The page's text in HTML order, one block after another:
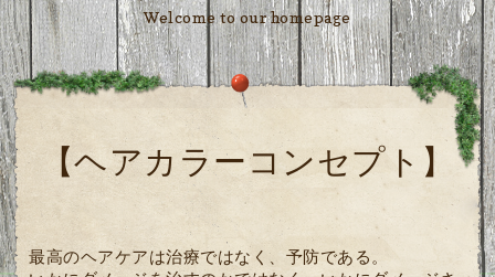
Welcome to our homepage
【ヘアカラーコンセプト】
最高のヘアケアは治療ではなく、予防である。